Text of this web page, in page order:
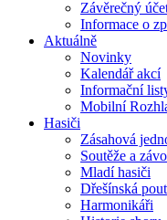
Závěrečný
Informace o
Aktuálně
Novinky
Kalendář akcí
Informační
Mobilní
Hasiči
Zásahová
Soutěže a
Mladí hasiči
Dřešínská
Harmonikáři